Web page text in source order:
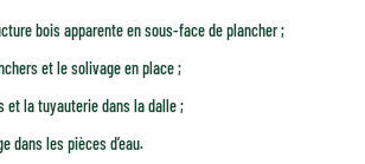
bois apparente en sous-face de plancher ;
et le solivage en place ;
et la tuyauterie dans la dalle ;
dans les pièces d’eau.